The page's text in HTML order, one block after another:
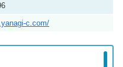
c.com/